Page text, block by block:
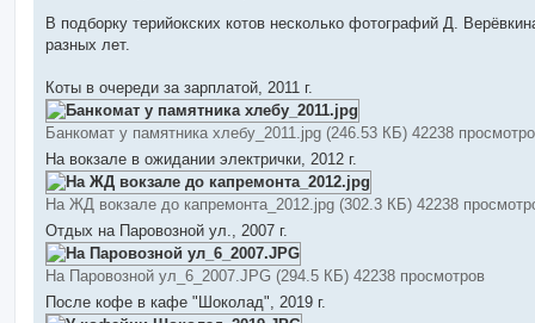
о
щ
и
е
В подборку терийокских котов несколько фотографий Д.
разных лет.
Коты в очереди за зарплатой, 2011 г.
Банкомат у памятника хлебу_2011.jpg (246.53 КБ) 42238
На вокзале в ожидании электрички, 2012 г.
На ЖД вокзале до капремонта_2012.jpg (302.3 КБ) 42238
Отдых на Паровозной ул., 2007 г.
На Паровозной ул_6_2007.JPG (294.5 КБ) 42238 просмотров
После кофе в кафе "Шоколад", 2019 г.